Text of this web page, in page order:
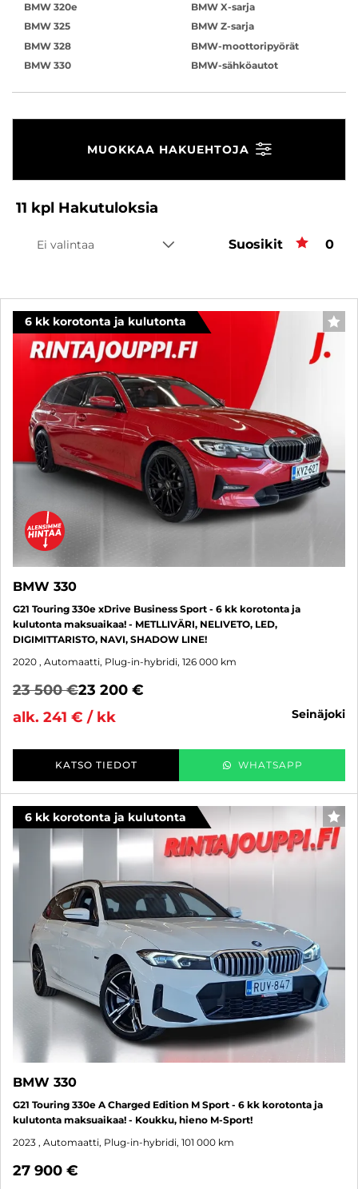
BMW 320e
BMW 325
BMW 328
BMW 330
BMW X-sarja
BMW Z-sarja
BMW-moottoripyörät
BMW-sähköautot
MUOKKAA HAKUEHTOJA
11 kpl Hakutuloksia
Ei valintaa Suosikit 0
6 kk korotonta ja kulutonta
BMW 330
G21 Touring 330e xDrive Business Sport - 6 kk korotonta ja
kulutonta maksuaikaa! - METLLIVÄRI, NELIVETO, LED,
DIGIMITTARISTO, NAVI, SHADOW LINE!
2020 , Automaatti, Plug-in-hybridi, 126 000 km
23 500 €23 200 €
alk. 241 € / kk
seinäjoki
KATSO TIEDOT WHATSAPP
6 kk korotonta ja kulutonta
BMW 330
G21 Touring 330e A Charged Edition M Sport - 6 kk korotonta ja
kulutonta maksuaikaa! - Koukku, hieno M-Sport!
2023 , Automaatti, Plug-in-hybridi, 101 000 km
27 900 €